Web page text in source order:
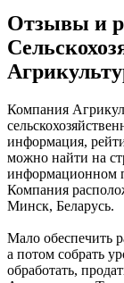
Отзывы и
Компания
информация,
можно найти на
информационном
Компания
Минск, Беларусь.
Мало обеспечить
а потом собрать
обработать,